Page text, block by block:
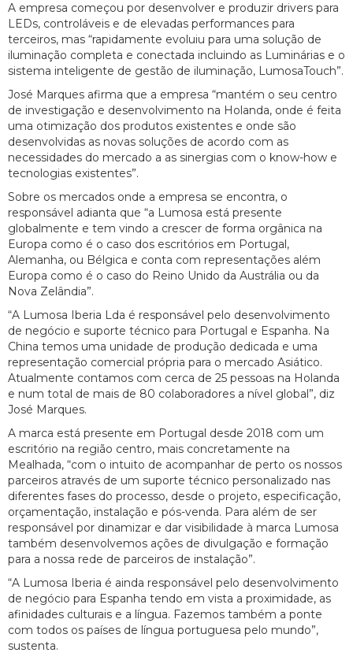
A empresa começou por desenvolver e produzir drivers para
LEDs, controláveis e de elevadas performances para
terceiros, mas “rapidamente evoluiu para uma solução de
iluminação completa e conectada incluindo as Luminárias e o
sistema inteligente de gestão de iluminação, LumosaTouch”.
José Marques afirma que a empresa “mantém o seu centro
de investigação e desenvolvimento na Holanda, onde é feita
uma otimização dos produtos existentes e onde são
desenvolvidas as novas soluções de acordo com as
necessidades do mercado a as sinergias com o know-how e
tecnologias existentes”.
Sobre os mercados onde a empresa se encontra, o
responsável adianta que “a Lumosa está presente
globalmente e tem vindo a crescer de forma orgânica na
Europa como é o caso dos escritórios em Portugal,
Alemanha, ou Bélgica e conta com representações além
Europa como é o caso do Reino Unido da Austrália ou da
Nova Zelândia”.
“A Lumosa Iberia Lda é responsável pelo desenvolvimento
de negócio e suporte técnico para Portugal e Espanha. Na
China temos uma unidade de produção dedicada e uma
representação comercial própria para o mercado Asiático.
Atualmente contamos com cerca de 25 pessoas na Holanda
e num total de mais de 80 colaboradores a nível global”, diz
José Marques.
A marca está presente em Portugal desde 2018 com um
escritório na região centro, mais concretamente na
Mealhada, “com o intuito de acompanhar de perto os nossos
parceiros através de um suporte técnico personalizado nas
diferentes fases do processo, desde o projeto, especificação,
orçamentação, instalação e pós-venda. Para além de ser
responsável por dinamizar e dar visibilidade à marca Lumosa
também desenvolvemos ações de divulgação e formação
para a nossa rede de parceiros de instalação”.
“A Lumosa Iberia é ainda responsável pelo desenvolvimento
de negócio para Espanha tendo em vista a proximidade, as
afinidades culturais e a língua. Fazemos também a ponte
com todos os países de língua portuguesa pelo mundo”,
sustenta.